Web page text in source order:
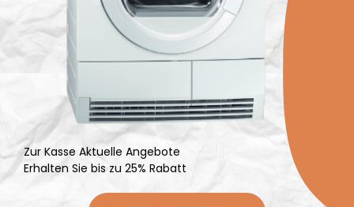
Zur Kasse Aktuelle Angebote
Erhalten Sie bis zu 25% Rabatt